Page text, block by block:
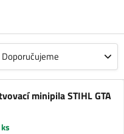
Doporučujeme
minipila STIHL GTA